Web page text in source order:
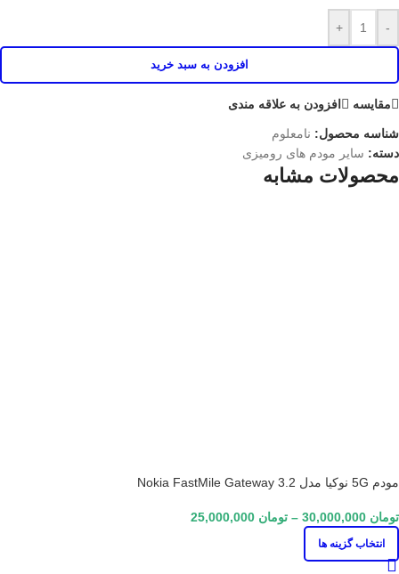
-
+
افزودن به سبد خرید
مقايسه افزودن به علاقه مندی
شناسه محصول: نامعلوم
دسته: سایر مودم های رومیزی
محصولات مشابه
مودم 5G نوکیا مدل Nokia FastMile Gateway 3.2
تومان – تومان
انتخاب گزینه ها